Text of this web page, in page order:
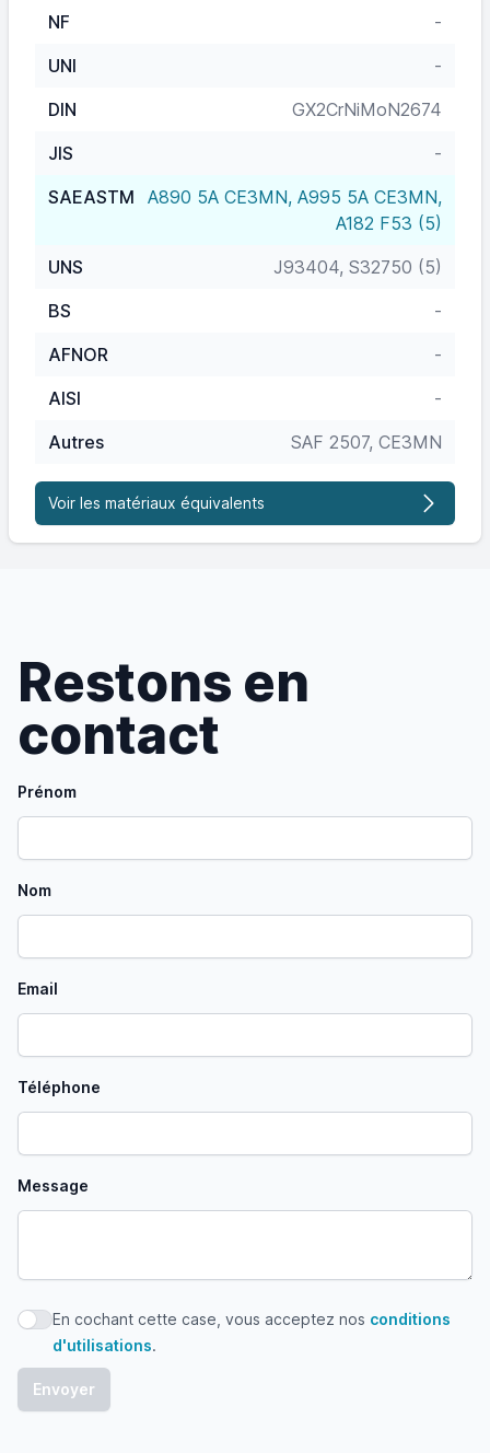
NF
-
UNI
-
DIN
GX2CrNiMoN2674
JIS
-
SAEASTM
A890 5A CE3MN, A995 5A CE3MN,
A182 F53 (5)
UNS
J93404, S32750 (5)
BS
-
AFNOR
-
AISI
-
Autres
SAF 2507, CE3MN
Voir les matériaux équivalents
Restons en
contact
Prénom
Nom
Email
Téléphone
Message
En cochant cette case, vous acceptez nos conditions
En cochant cette case, vous acceptez nos conditions
d'utilisations.